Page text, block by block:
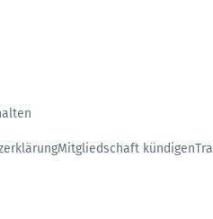
Mitgliedschaft kündigen